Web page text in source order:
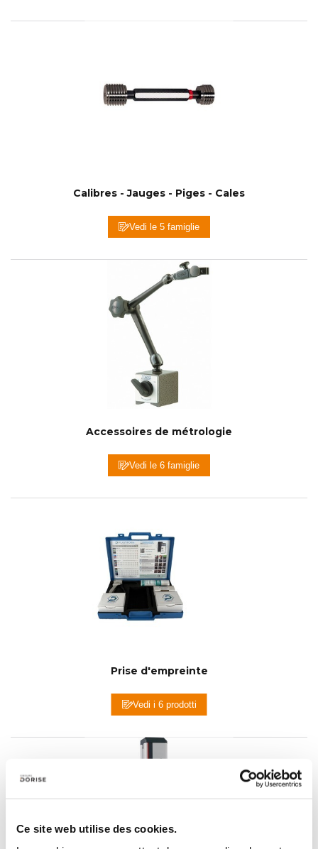
Ce site web utilise des cookies.
Calibres - Jauges - Piges - Cales
Vedi le 5 famiglie
Accessoires de métrologie
Vedi le 6 famiglie
Prise d'empreinte
Vedi i 6 prodotti